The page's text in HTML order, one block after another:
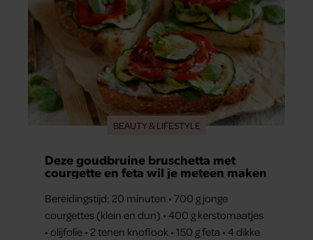
BEAUTY & LIFESTYLE
Deze goudbruine bruschetta met
courgette en feta wil je meteen maken
Bereidingstijd: 20 minuten • 700 g jonge
courgettes (klein en dun) • 400 g kerstomaatjes
• olijfolie • 2 tenen knoflook • 150 g feta • 4 dikke